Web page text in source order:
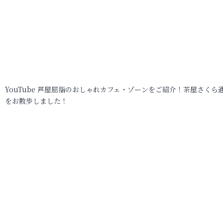
YouTube 芦屋屈指のおしゃれカフェ・ゾーンをご紹介！茶屋さくら
をお散歩しました！